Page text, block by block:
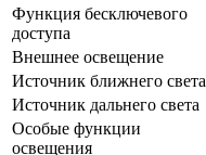
Функция бесключевого
доступа
Внешнее освещение
Источник ближнего света
Источник дальнего света
Особые функции
освещения